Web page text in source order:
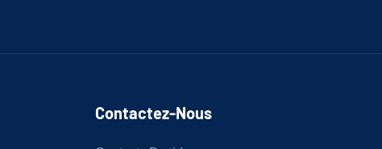
Contactez-Nous